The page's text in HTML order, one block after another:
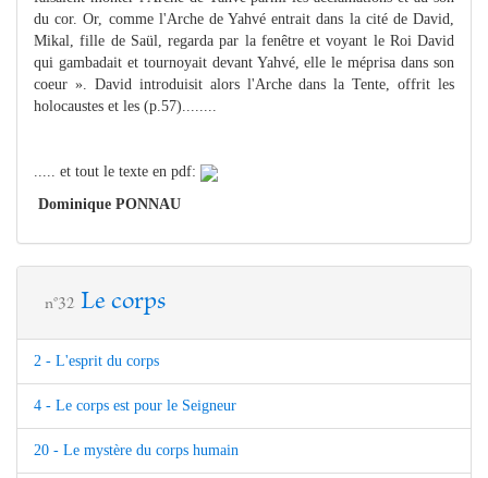
du cor. Or, comme l'Arche de Yahvé entrait dans la cité de David,
Mikal, fille de Saül, regarda par la fenêtre et voyant le Roi David
qui gambadait et tournoyait devant Yahvé, elle le méprisa dans son
coeur ». David introduisit alors l'Arche dans la Tente, offrit les
holocaustes et les (p.57)........
..... et tout le texte en pdf:
Dominique PONNAU
n°32 Le corps
2 - L'esprit du corps
4 - Le corps est pour le Seigneur
20 - Le mystère du corps humain